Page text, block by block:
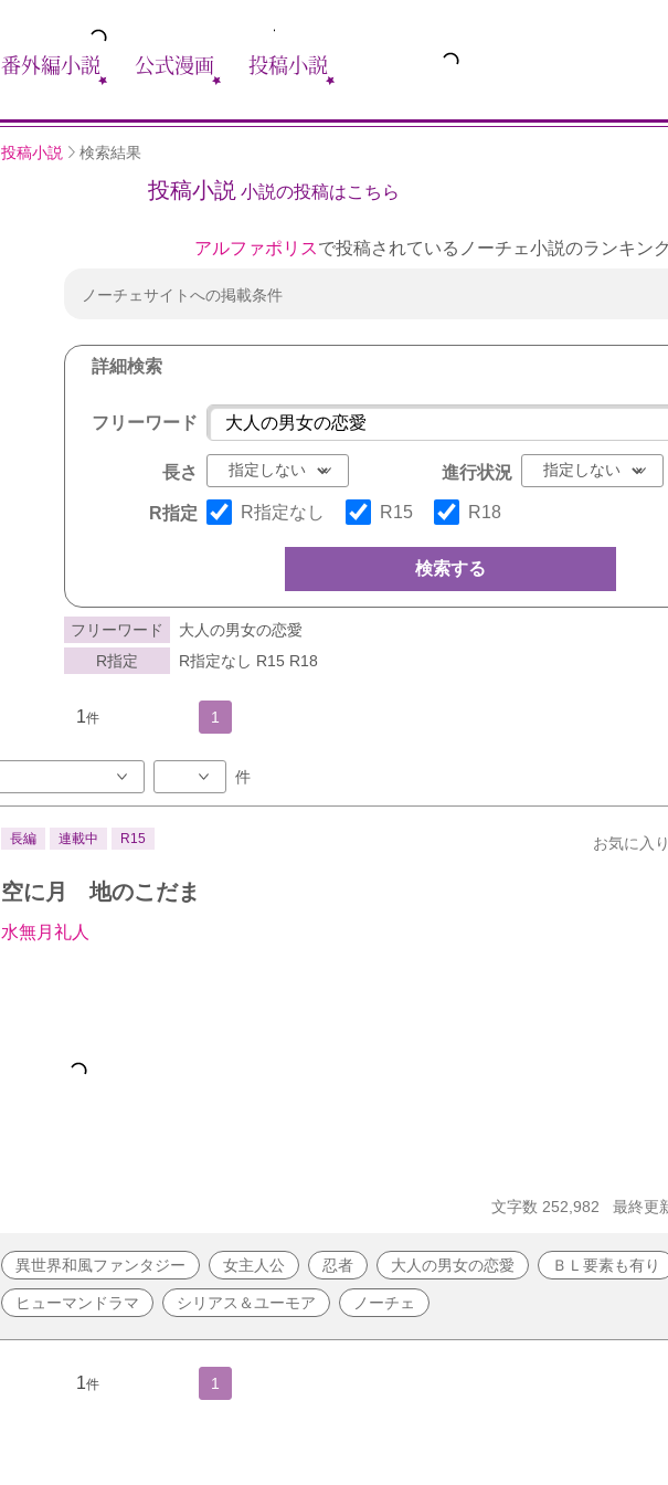
番外編小説 公式漫画 投稿小説
投稿小説 検索結果
投稿小説 小説の投稿はこちら
アルファポリスで投稿されているノーチェ小説のランキン
ノーチェサイトへの掲載条件
詳細検索
フリーワード
長さ 進行状況
R指定 R指定なし R15 R18
検索する
フリーワード
大人の男女の恋愛
R指定
R指定なし R15 R18
1件 1
件
長編 連載中 R15 お気に入
空に月 地のこだま
水無月礼人
文字数 252,982 最終更
異世界和風ファンタジー 女主人公 忍者 大人の男女の恋愛 ＢＬ要素も有り
ヒューマンドラマ シリアス＆ユーモア ノーチェ
1件 1